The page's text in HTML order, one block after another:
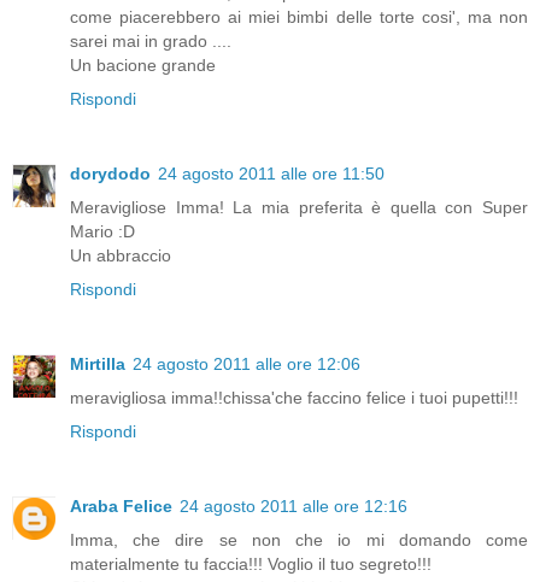
come piacerebbero ai miei bimbi delle torte cosi', ma non
sarei mai in grado ....
Un bacione grande
Rispondi
dorydodo 24 agosto 2011 alle ore 11:50
Meravigliose Imma! La mia preferita è quella con Super
Mario :D
Un abbraccio
Rispondi
Mirtilla 24 agosto 2011 alle ore 12:06
meravigliosa imma!!chissa'che faccino felice i tuoi pupetti!!!
Rispondi
Araba Felice 24 agosto 2011 alle ore 12:16
Imma, che dire se non che io mi domando come
materialmente tu faccia!!! Voglio il tuo segreto!!!